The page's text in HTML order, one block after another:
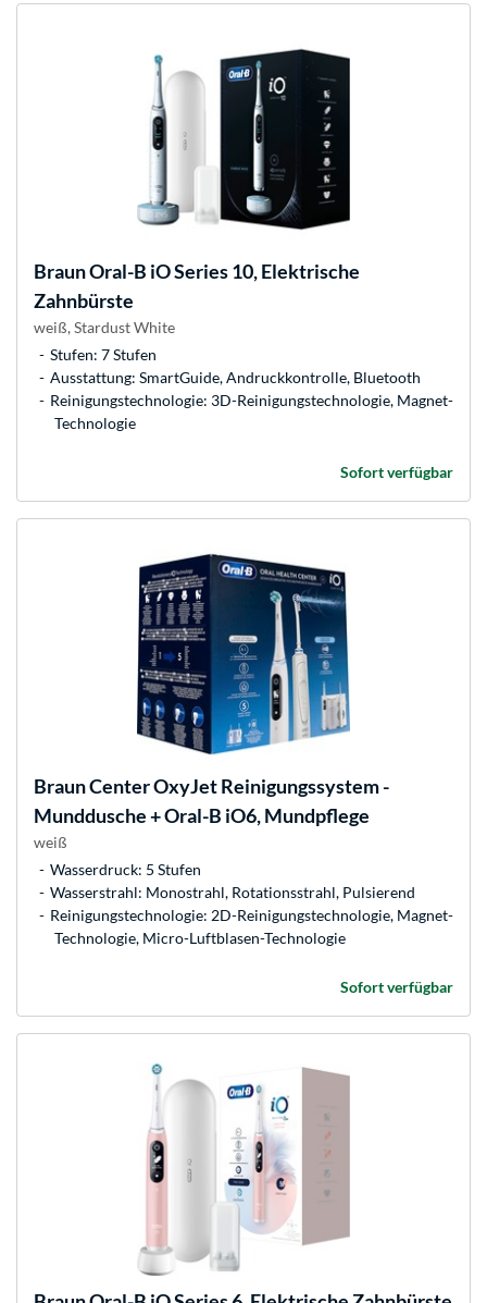
BraunOral-B iO Series 10, Elektrische
Zahnbürste
weiß, Stardust White
Stufen: 7 Stufen
Ausstattung: SmartGuide, Andruckkontrolle, Bluetooth
Reinigungstechnologie: 3D-Reinigungstechnologie, Magnet-
Technologie
Sofort verfügbar
BraunCenter OxyJet Reinigungssystem -
Munddusche + Oral-B iO6, Mundpflege
weiß
Wasserdruck: 5 Stufen
Wasserstrahl: Monostrahl, Rotationsstrahl, Pulsierend
Reinigungstechnologie: 2D-Reinigungstechnologie, Magnet-
Technologie, Micro-Luftblasen-Technologie
Sofort verfügbar